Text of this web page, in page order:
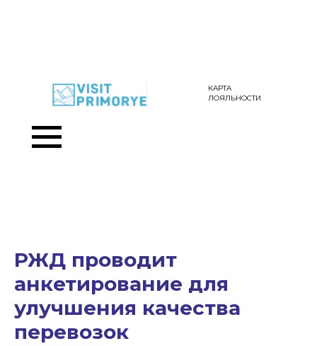
КАРТА
ЛОЯЛЬНОСТИ
РЖД проводит
анкетирование для
улучшения качества
перевозок